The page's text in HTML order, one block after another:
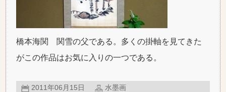
橋本海関 関雪の父である。多くの掛軸を見てきた
がこの作品はお気に入りの一つである。
2011年06月15日 水墨画